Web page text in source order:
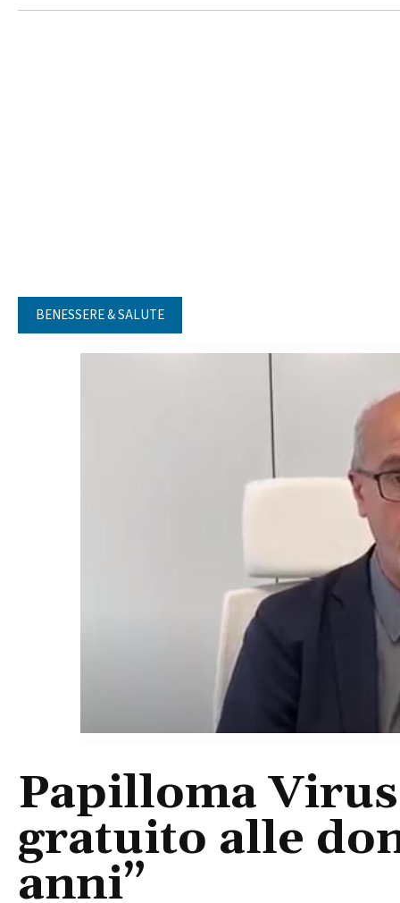
BENESSERE & SALUTE
Papilloma
gratuito alle
anni”